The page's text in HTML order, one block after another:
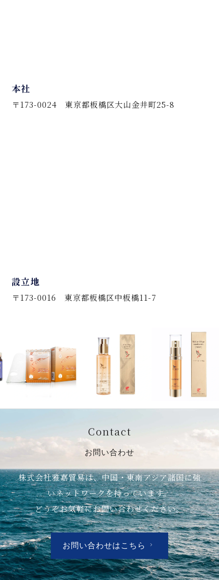
本社
〒173-0024 東京都板橋区大山金井町25-8
設立地
〒173-0016 東京都板橋区中板橋11-7
Contact
お問い合わせ
株式会社雅嘉貿易は、中国・東南アジア諸国に強
いネットワークを持っています。
どうぞお気軽にお問い合わせください。
お問い合わせはこちら